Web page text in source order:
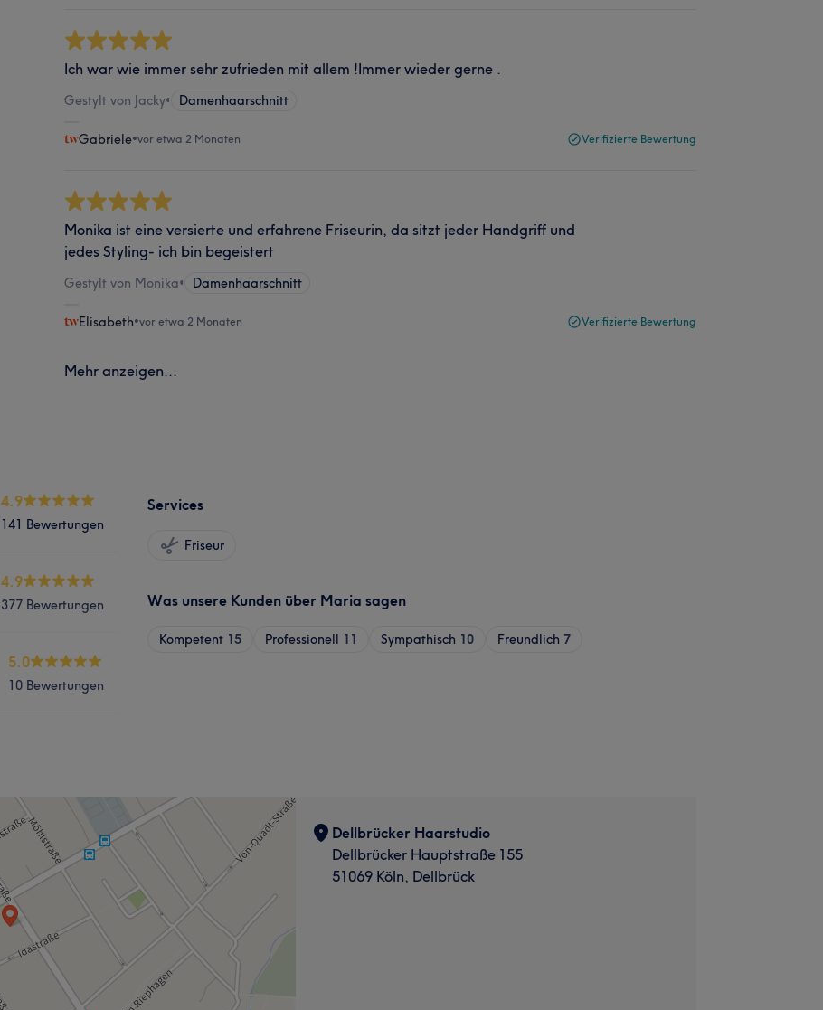
Ich war wie immer sehr zufrieden mit allem !Immer wieder gerne .
Gestylt von Jacky• Damenhaarschnitt
Gabriele•vor etwa 2 Monaten Verifizierte Bewertung
Monika ist eine versierte und erfahrene Friseurin, da sitzt jeder Handgriff und
jedes Styling- ich bin begeistert
Gestylt von Monika• Damenhaarschnitt
Elisabeth•vor etwa 2 Monaten Verifizierte Bewertung
Mehr anzeigen...
4.9
141 Bewertungen
4.9
377 Bewertungen
5.0
10 Bewertungen
Services
Friseur
Was unsere Kunden über Maria sagen
Kompetent 15 Professionell 11 Sympathisch 10 Freundlich 7
Dellbrücker Haarstudio
Dellbrücker Hauptstraße 155
51069 Köln, Dellbrück